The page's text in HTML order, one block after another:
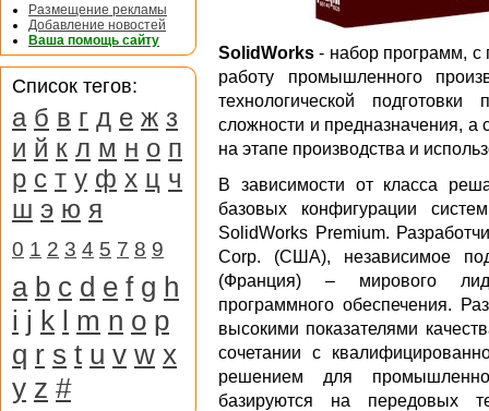
SolidWorks - набор программ, с
работу промышленного
технологической
сложности и предназначения, а
на этапе производства и
В зависимости от класса
базовых конфигурации
SolidWorks Premium.
Corp. (США), независимое
(Франция) – мирового
программного обеспечения.
высокими показателями
сочетании с
решением для
базируются на передовых
Размещение рекламы
Добавление новостей
Ваша помощь сайту
Список тегов:
а б в г д е ж з
и й к л м н о п
р с т у ф х ц ч
ш э ю я
0 1 2 3 4 5 7 8 9
a b c d e f g h
i j k l m n o p
q r s t u v w x
y z #